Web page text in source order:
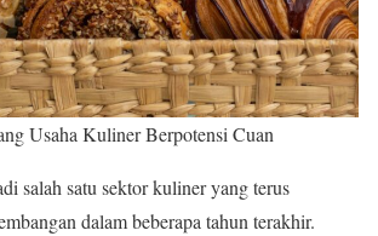
Usaha Kuliner Berpotensi Cuan
salah satu sektor kuliner yang terus
dalam beberapa tahun terakhir.